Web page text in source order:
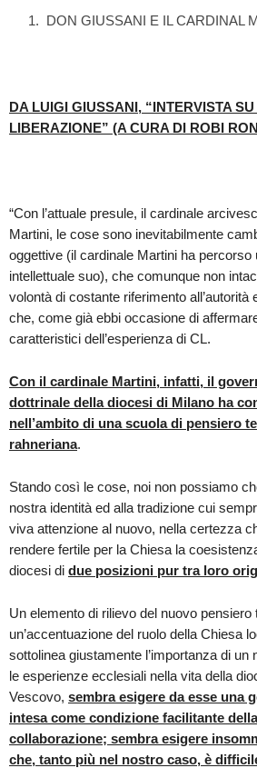
DON GIUSSANI E IL CARDINAL
DA LUIGI GIUSSANI, “INTERVISTA
LIBERAZIONE” (A CURA DI ROBI
“Con l’attuale presule, il cardinale
Martini, le cose sono inevitabilmente
oggettive (il cardinale Martini ha percorso
intellettuale suo), che comunque non
volontà di costante riferimento all’autorità
che, come già ebbi occasione di
caratteristici dell’esperienza di CL.
Con il cardinale Martini, infatti, il
dottrinale della diocesi di Milano ha
nell’ambito di una scuola di pensiero
rahneriana.
Stando così le cose, noi non possiamo
nostra identità ed alla tradizione cui
viva attenzione al nuovo, nella certezza
rendere fertile per la Chiesa la
diocesi di due posizioni pur tra loro
Un elemento di rilievo del nuovo pensiero
un’accentuazione del ruolo della Chiesa
sottolinea giustamente l’importanza di un
le esperienze ecclesiali nella vita della
Vescovo, sembra esigere da esse una
intesa come condizione facilitante
collaborazione; sembra esigere
che, tanto più nel nostro caso, è